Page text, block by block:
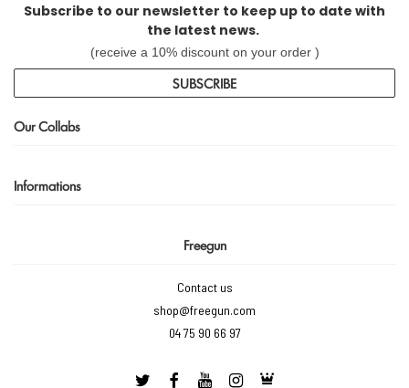
Subscribe to our newsletter to keep up to date with
the latest news.
(receive a 10% discount on your order )
SUBSCRIBE
Our Collabs
Informations
Freegun
Contact us
shop@freegun.com
04 75 90 66 97